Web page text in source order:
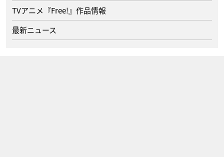
TVアニメ『Free!』作品情報
最新ニュース